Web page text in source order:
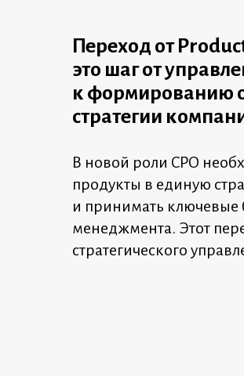
Переход от
это шаг от
к формированию
стратегии
В новой роли CPO
продукты в единую
и принимать ключевые
менеджмента. Этот
стратегического